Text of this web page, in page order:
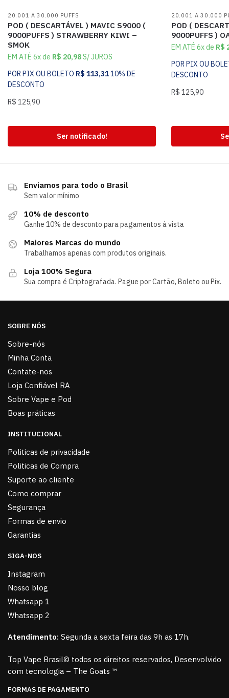
20.001 A 30.000 PUFFS
POD ( DESCARTÁVEL ) MAVIC S9000 (
9000PUFFS ) STRAWBERRY KIWI –
SMOK
EM ATÉ 6x de R$ 20,98S/ JUROS
POR PIX OU BOLETO R$ 113,3110% DE
DESCONTO
R$ 125,90
Ser notificado!
20.001 A 30.000
POD (
9000PUFFS )
EM ATÉ 6x de R$
POR PIX OU
DESCONTO
R$ 125,90
Enviamos para todo o Brasil
Sem valor mínimo
10% de desconto
Ganhe 10% de desconto para pagamentos á vista
Maiores Marcas do mundo
Trabalhamos apenas com produtos originais.
Loja 100% Segura
Sua compra é Criptografada. Pague por Cartão, Boleto ou Pix.
SOBRE NÓS
Sobre-nós
Minha Conta
Contate-nos
Loja Confiável RA
Sobre Vape e Pod
Boas práticas
INSTITUCIONAL
Politicas de privacidade
Politicas de Compra
Suporte ao cliente
Como comprar
Segurança
Formas de envio
Garantias
SIGA-NOS
Instagram
Nosso blog
Whatsapp 1
Whatsapp 2
Atendimento: Segunda a sexta feira das 9h as 17h.
Top Vape Brasil© todos os direitos reservados, Desenvolvido
com tecnologia – The Goats ™
FORMAS DE PAGAMENTO